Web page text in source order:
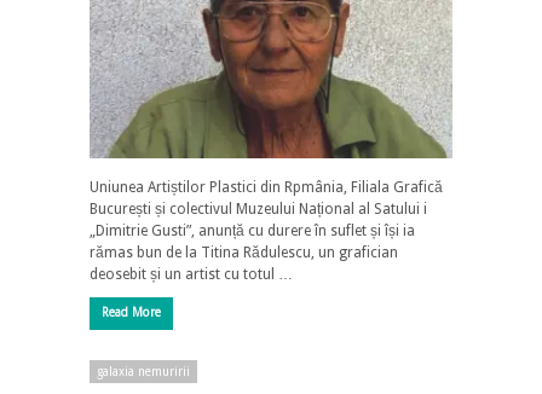
Uniunea Artiștilor Plastici din Rpmânia, Filiala Grafică
București și colectivul Muzeului Național al Satului i
„Dimitrie Gusti”, anunță cu durere în suflet și își ia
rămas bun de la Titina Rădulescu, un grafician
deosebit și un artist cu totul …
Read More
galaxia nemuririi